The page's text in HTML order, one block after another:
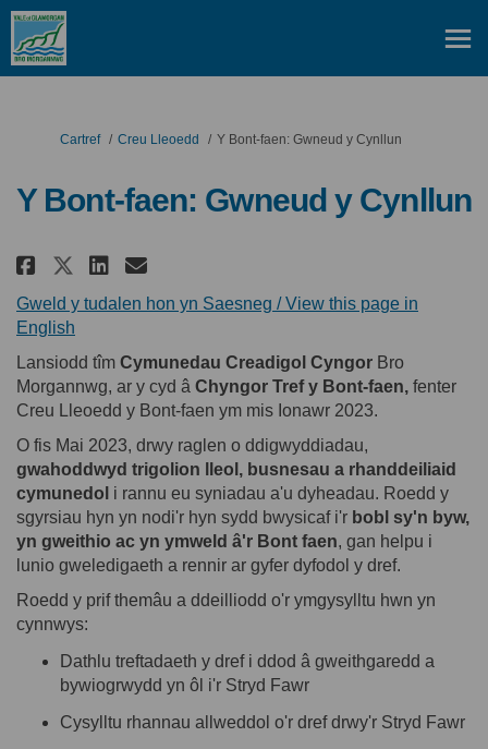
Rydych yma:
Cartref Creu Lleoedd Y Bont-faen: Gwneud y Cynllun
Y Bont-faen: Gwneud y Cynllun
Rhannu Y Bont-faen: Gwneud y
Rhannu Y Bont-faen:
Rhannu Y Bont-faen:
E-bost Y Bont-faen:
Gweld y tudalen hon yn Saesneg / View this page in
English
Lansiodd tîm Cymunedau Creadigol Cyngor Bro
Morgannwg, ar y cyd â Chyngor Tref y Bont-faen, fenter
Creu Lleoedd y Bont-faen ym mis Ionawr 2023.
O fis Mai 2023, drwy raglen o ddigwyddiadau,
gwahoddwyd trigolion lleol , busnesau a rhanddeiliaid
cymunedol i rannu eu syniadau a'u dyheadau. Roedd y
sgyrsiau hyn yn nodi'r hyn sydd bwysicaf i'r bobl sy'n byw,
yn gweithio ac yn ymweld â'r Bont faen, gan helpu i
lunio gweledigaeth a rennir ar gyfer dyfodol y dref.
Roedd y prif themâu a ddeilliodd o'r ymgysylltu hwn yn
cynnwys:
Dathlu treftadaeth y dref i ddod â gweithgaredd a
bywiogrwydd yn ôl i'r Stryd Fawr
Cysylltu rhannau allweddol o'r dref drwy'r Stryd Fawr